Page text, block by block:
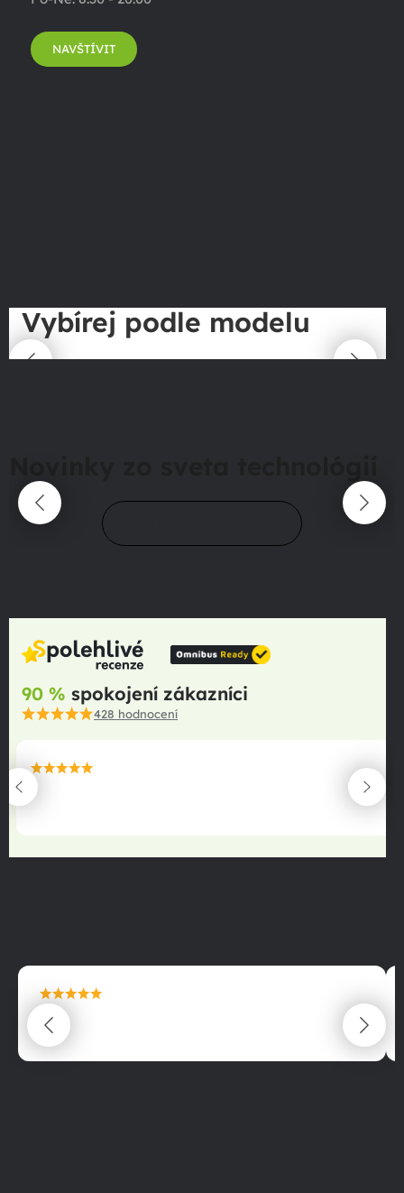
NAVŠTÍVIT
Vybírej podle modelu
90 % spokojení zákazníci
428 hodnocení
maximální spokojenost
22.06.2025
maximální spokojenost
22.06.2025